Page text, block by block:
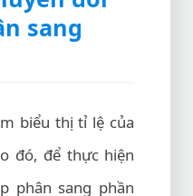
sang
biểu thị tỉ lệ của
đó, để thực hiện
phân sang phần